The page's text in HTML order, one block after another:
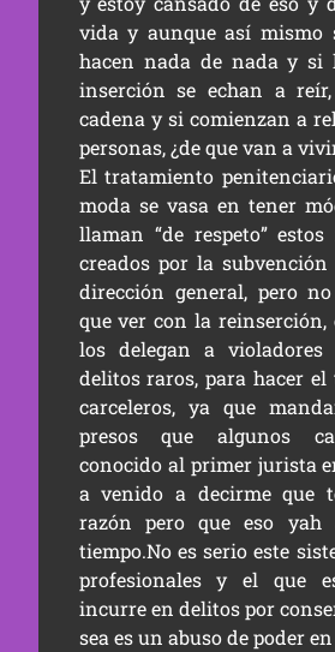
vida y aunque así mismo
hacen nada de nada y si
inserción se echan a
cadena y si comienzan a
personas, ¿de que van a
El tratamiento
moda se vasa en tener
llaman “de respeto”
creados por la
dirección general, pero
que ver con la reinserción,
los delegan a
delitos raros, para hacer el
carceleros, ya que
presos que algunos
conocido al primer jurista
a venido a decirme que
razón pero que eso yah
tiempo.No es serio este
profesionales y el que
incurre en delitos por
sea es un abuso de poder